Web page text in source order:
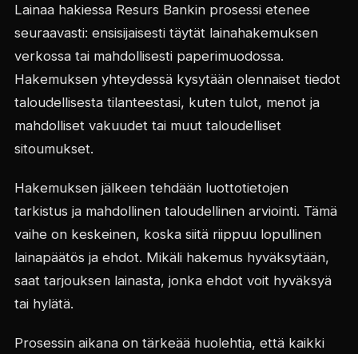
Lainaa hakiessa Resurs Bankin prosessi etenee
seuraavasti: ensisijaisesti täytät lainahakemuksen
verkossa tai mahdollisesti paperimuodossa.
Hakemuksen yhteydessä kysytään olennaiset tiedot
taloudellisesta tilanteestasi, kuten tulot, menot ja
mahdolliset vakuudet tai muut taloudelliset
sitoumukset.
Hakemuksen jälkeen tehdään luottotietojen
tarkistus ja mahdollinen taloudellinen arviointi. Tämä
vaihe on keskeinen, koska siitä riippuu lopullinen
lainapäätös ja ehdot. Mikäli hakemus hyväksytään,
saat tarjouksen lainasta, jonka ehdot voit hyväksyä
tai hylätä.
Prosessin aikana on tärkeää huolehtia, että kaikki